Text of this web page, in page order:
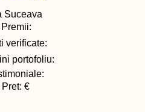
Suceava
verificate:
portofoliu:
Pret: €